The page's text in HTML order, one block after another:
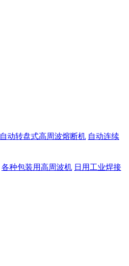
自动转盘式高周波熔断机 自动连续
各种包装用高周波机 日用工业焊接